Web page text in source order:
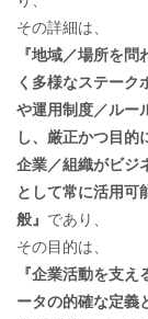
その詳細は、
『地域／場所を
く多様なステーク
や運用制度／ルー
し、厳正かつ目的
企業／組織がビジ
として常に活用可
般』 であり、
その目的は、
『企業活動を支
ータの的確な定義